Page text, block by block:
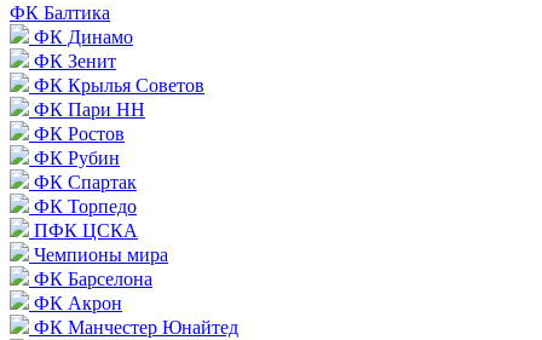
ФК Балтика
ФК Динамо
ФК Зенит
ФК Крылья Советов
ФК Пари НН
ФК Ростов
ФК Рубин
ФК Спартак
ФК Торпедо
ПФК ЦСКА
Чемпионы мира
ФК Барселона
ФК Акрон
ФК Манчестер Юнайтед